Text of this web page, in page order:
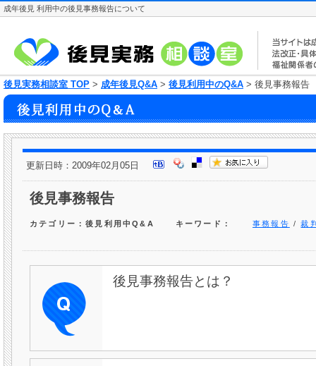
成年後見 利用中の後見事務報告について
後見実務相談室 TOP > 成年後見Q&A > 後見利用中のQ&A > 後見事務報告
更新日時：2009年02月05日
後見事務報告
カテゴリー：後見利用中Q&A キーワード： 事務報告 /裁
後見事務報告とは？